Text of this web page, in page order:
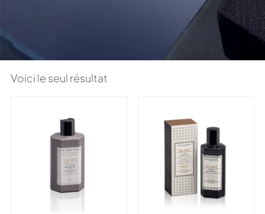
Voici le seul résultat